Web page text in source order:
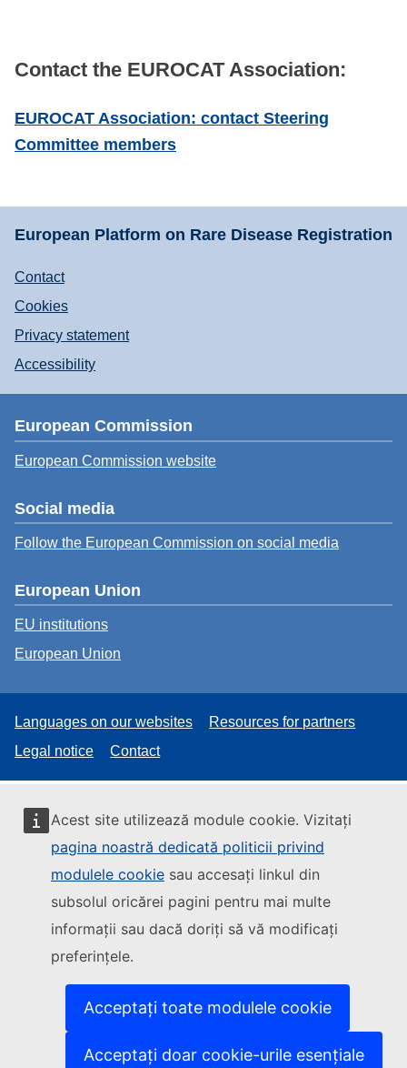
Acest site utilizează module cookie. Vizitați
pagina noastră dedicată politicii privind
modulele cookie sau accesați linkul din
subsolul oricărei pagini pentru mai multe
informații sau dacă doriți să vă modificați
preferințele.
Acceptați toate modulele cookie
Acceptați doar cookie-urile esențiale
Contact the EUROCAT Association:
EUROCAT Association: contact Steering
Committee members
European Platform on Rare Disease Registration
Contact
Cookies
Privacy statement
Accessibility
European Commission
European Commission website
Social media
Follow the European Commission on social media
European Union
EU institutions
European Union
Languages on our websites
Resources for partners
Legal notice
Contact